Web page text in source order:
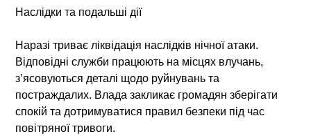
Наслідки та подальші дії
Наразі триває ліквідація наслідків нічної атаки.
Відповідні служби працюють на місцях влучань,
з’ясовуються деталі щодо руйнувань та
постраждалих. Влада закликає громадян зберігати
спокій та дотримуватися правил безпеки під час
повітряної тривоги.